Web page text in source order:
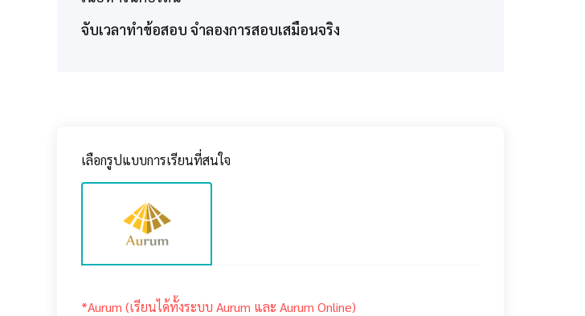
จับเวลาทำข้อสอบ จำลองการสอบเสมือนจริง
เลือกรูปแบบการเรียนที่สนใจ
*Aurum (เรียนได้ทั้งระบบ Aurum และ Aurum Online)